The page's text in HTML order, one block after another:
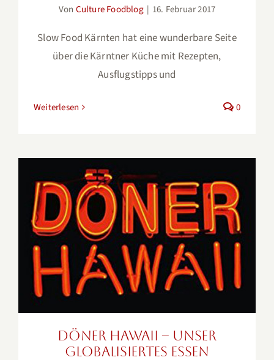
Von Culture Foodblog | 16. Februar 2017
Slow Food Kärnten hat eine wunderbare Seite
über die Kärntner Küche mit Rezepten,
Ausflugstipps und
Weiterlesen 0
DÖNER HAWAII – Unser
globalisiertes Essen
DÖNER HAWAII – Unser
globalisiertes Essen